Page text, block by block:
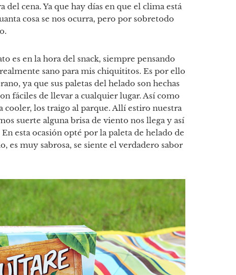
del cena. Ya que hay días en que el clima está
cosa se nos ocurra, pero por sobretodo
es en la hora del snack, siempre pensando
sano para mis chiquititos. Es por ello
ya que sus paletas del helado son hechas
fáciles de llevar a cualquier lugar. Así como
cooler, los traigo al parque. Allí estiro nuestra
suerte alguna brisa de viento nos llega y así
esta ocasión opté por la paleta de helado de
es muy sabrosa, se siente el verdadero sabor